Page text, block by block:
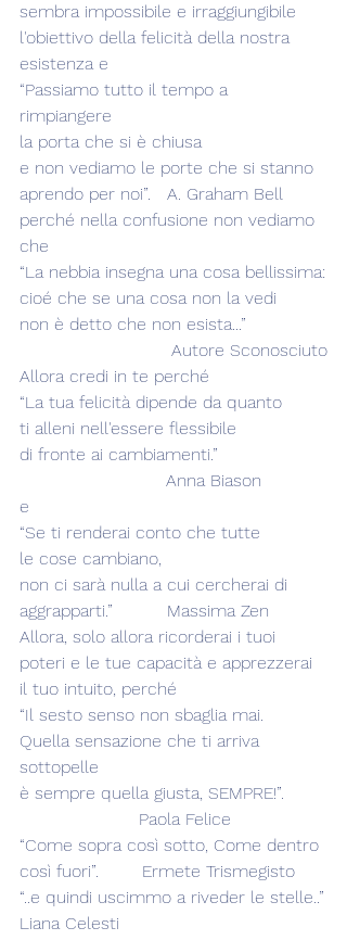
sembra impossibile e irraggiungibile
l'obiettivo della felicità della nostra
esistenza e
“Passiamo tutto il tempo a
rimpiangere
la porta che si è chiusa
e non vediamo le porte che si stanno
aprendo per noi”.   A. Graham Bell
perché nella confusione non vediamo
che
“La nebbia insegna una cosa bellissima:
cioé che se una cosa non la vedi
non è detto che non esista...”
                            Autore Sconosciuto
Allora credi in te perché
“La tua felicità dipende da quanto
ti alleni nell'essere flessibile
di fronte ai cambiamenti.”
                           Anna Biason
e
“Se ti renderai conto che tutte
le cose cambiano,
non ci sarà nulla a cui cercherai di
aggrapparti.”          Massima Zen
Allora, solo allora ricorderai i tuoi
poteri e le tue capacità e apprezzerai
il tuo intuito, perché
“Il sesto senso non sbaglia mai.
Quella sensazione che ti arriva
sottopelle
è sempre quella giusta, SEMPRE!”.
                      Paola Felice
“Come sopra così sotto, Come dentro
così fuori”.        Ermete Trismegisto
“..e quindi uscimmo a riveder le stelle..”
Liana Celesti